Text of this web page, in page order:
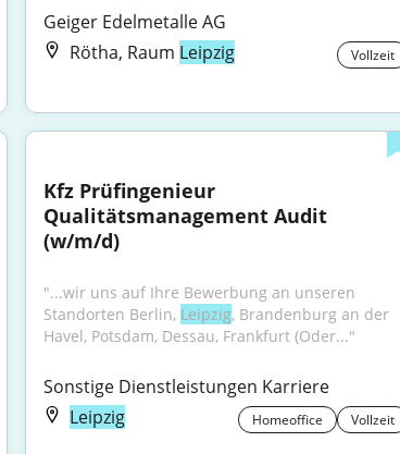
Geiger Edelmetalle AG
Rötha, Raum Leipzig Vollzeit
Kfz Prüfingenieur
Qualitätsmanagement Audit
(w/m/d)
"...wir uns auf Ihre Bewerbung an unseren
Standorten Berlin, Leipzig, Brandenburg an der
Havel, Potsdam, Dessau, Frankfurt (Oder..."
Sonstige Dienstleistungen Karriere
Leipzig
Homeoffice Vollzeit